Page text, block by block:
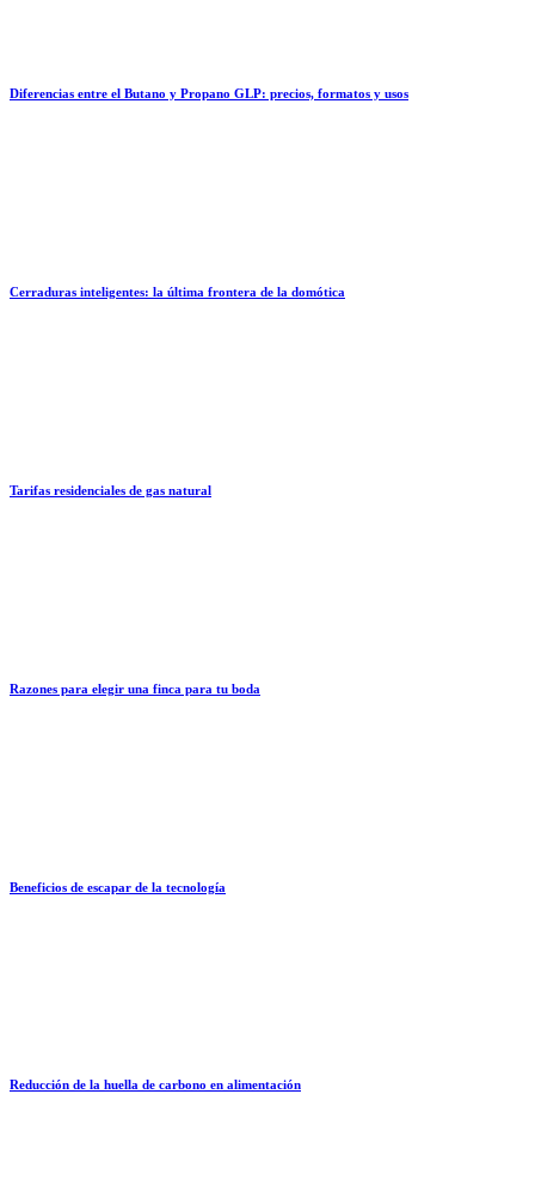
Diferencias entre el Butano y Propano GLP: precios, formatos y usos
Cerraduras inteligentes: la última frontera de la domótica
Tarifas residenciales de gas natural
Razones para elegir una finca para tu boda
Beneficios de escapar de la tecnología
Reducción de la huella de carbono en alimentación